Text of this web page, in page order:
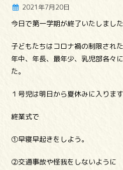
2021年7月20日
今日で第一学期が終了いたしました
子どもたちはコロナ禍の制限され
年中、年長、最年少、乳児部各々
た。
１号児は明日から夏休みに入ります
終業式で
①早寝早起きをしよう。
②交通事故や怪我をしないように